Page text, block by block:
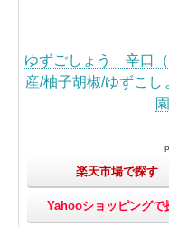
ゆずごしょう 辛口（
産/柚子胡椒/ゆずこし
楽天市場で探す
Yahooショッピングで